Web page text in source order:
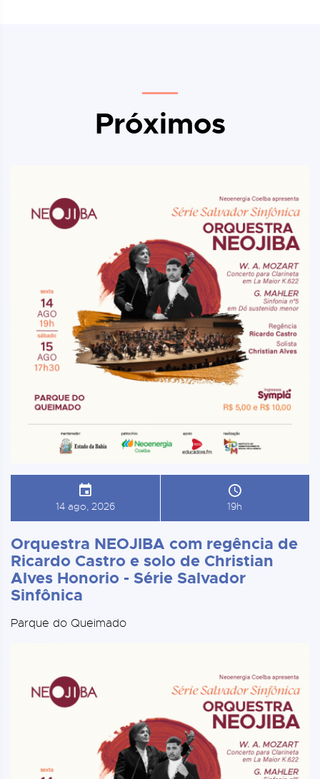
Próximos
14 ago, 2026 19h
Orquestra NEOJIBA com regência de
Ricardo Castro e solo de Christian
Alves Honorio - Série Salvador
Sinfônica
Parque do Queimado